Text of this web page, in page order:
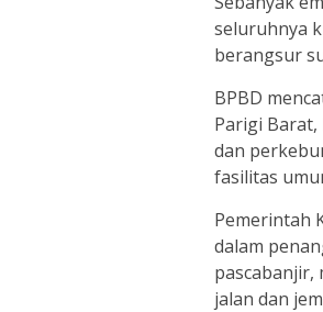
seluruhnya
berangsur
BPBD
Parigi
dan
fasilitas
Pemerintah
dalam
jalan dan